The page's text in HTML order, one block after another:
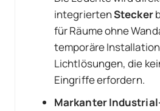
integriertenStecker
für Räume ohne
temporäre
Lichtlösungen, die
Eingriffe erfordern.
Markanter